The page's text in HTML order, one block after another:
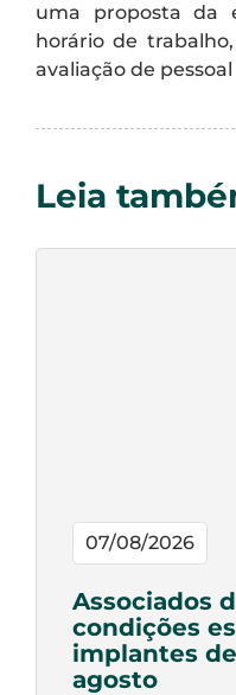
uma proposta da
horário de
avaliação de pessoal
Leia
07/08/2026
Associados
condições
implantes
agosto